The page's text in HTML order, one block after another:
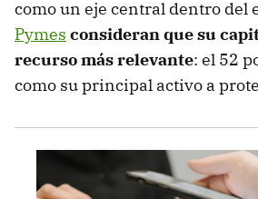
como un eje central dentro del
Pymes consideran que su
recurso más relevante: el 52
como su principal activo a